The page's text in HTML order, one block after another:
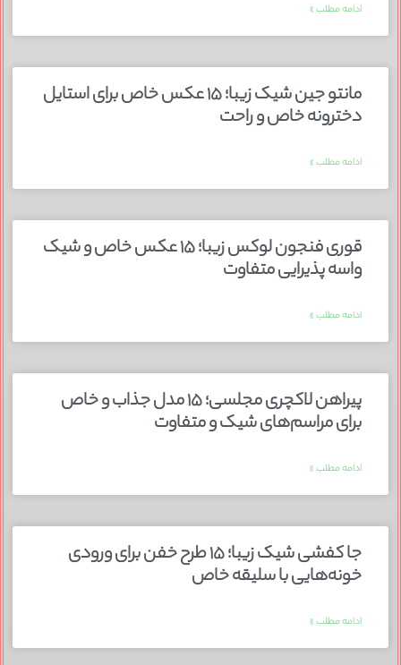
ادامه مطلب »
مانتو جین شیک زیبا؛ ۱۵ عکس خاص برای استایل
دخترونه خاص و راحت
ادامه مطلب »
قوری فنجون لوکس زیبا؛ ۱۵ عکس خاص و شیک
واسه پذیرایی متفاوت
ادامه مطلب »
پیراهن لاکچری مجلسی؛ ۱۵ مدل جذاب و خاص
برای مراسم‌های شیک و متفاوت
ادامه مطلب »
جا کفشی شیک زیبا؛ ۱۵ طرح خفن برای ورودی
خونه‌هایی با سلیقه خاص
ادامه مطلب »